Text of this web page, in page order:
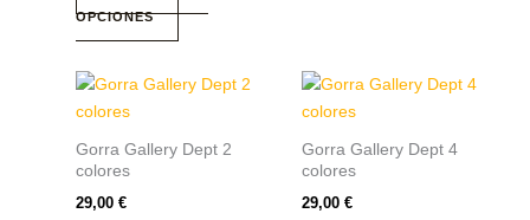
OPCIONES
producto
Gorra Gallery Dept 2
colores
29,00 €
Este
múltiples
Gorra Gallery Dept 4
colores
29,00 €
Este
múltiples